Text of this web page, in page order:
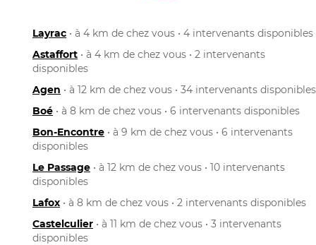
Layrac • à 4 km de chez vous • 4 intervenants disponibles
Astaffort • à 4 km de chez vous • 2 intervenants
disponibles
Agen • à 12 km de chez vous • 34 intervenants disponibles
Boé • à 8 km de chez vous • 6 intervenants disponibles
Bon-Encontre • à 9 km de chez vous • 6 intervenants
disponibles
Le Passage • à 12 km de chez vous • 10 intervenants
disponibles
Lafox • à 8 km de chez vous • 2 intervenants disponibles
Castelculier • à 11 km de chez vous • 3 intervenants
disponibles